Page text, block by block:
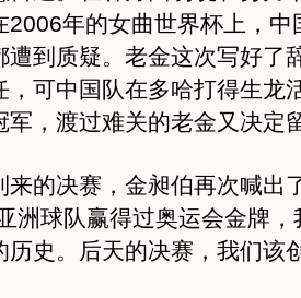
2006年的女曲世界杯上，中
遭到质疑。老金这次写好了
，可中国队在多哈打得生龙
军，渡过难关的老金又决定
的决赛，金昶伯再次喊出
洲球队赢得过奥运会金牌
历史。后天的决赛，我们该